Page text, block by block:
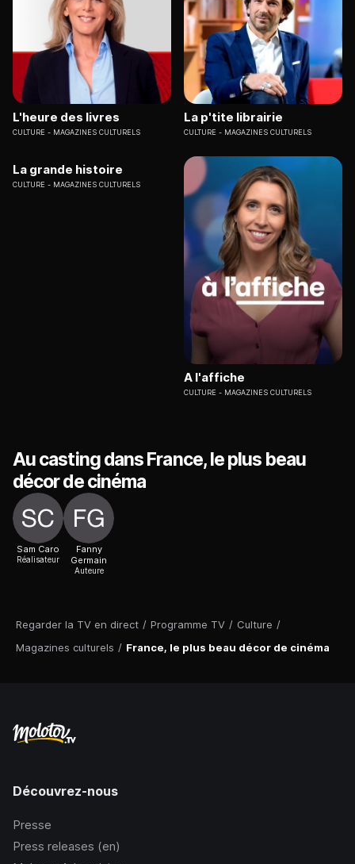
Regarder la TV en direct / Programme TV / Culture /
Magazines culturels / France, le plus beau décor de cinéma
L'heure des livres
CULTURE MAGAZINES CULTURELS
La p'tite librairie
CULTURE MAGAZINES CULTURELS
La grande histoire
CULTURE MAGAZINES CULTURELS
A l'affiche
CULTURE MAGAZINES CULTURELS
Au casting dans France, le plus beau
décor de cinéma
Sam Caro
Réalisateur
Fanny
Germain
Auteure
Découvrez-nous
Presse
Press releases (en)